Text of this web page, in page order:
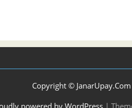
Copyright ©
powered by WordPress |